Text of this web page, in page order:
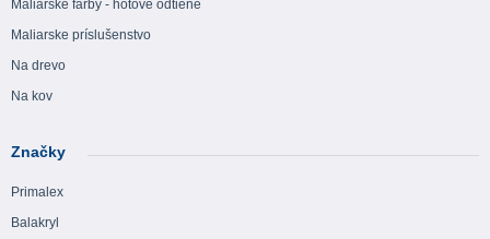
Maliarske farby - hotové odtiene
Maliarske príslušenstvo
Na drevo
Na kov
Značky
Primalex
Balakryl